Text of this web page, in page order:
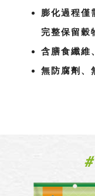
膨化過程僅
完整保留穀
含膳食纖維
無防腐劑、